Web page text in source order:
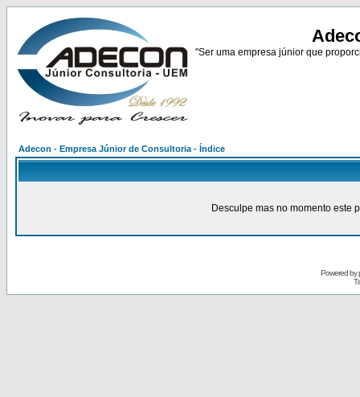
"Ser uma empresa júnior que
Adecon - Empresa Júnior de Consultoria - Índice
Desculpe mas no momento este
Powered by